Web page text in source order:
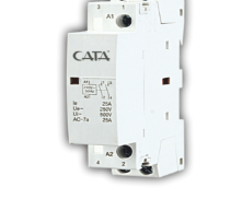
%60İndirim